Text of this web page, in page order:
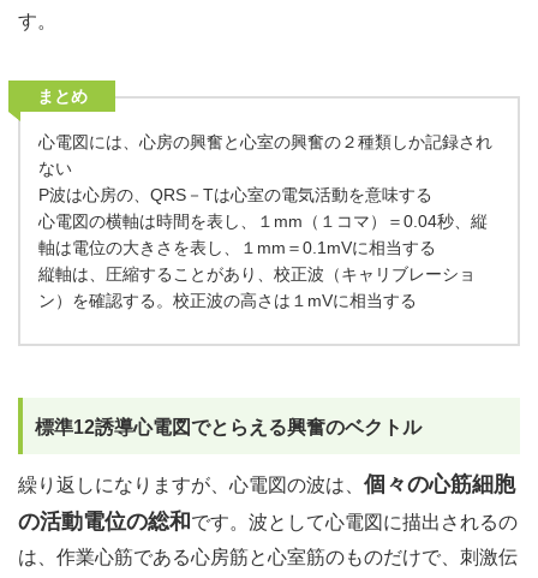
す。
まとめ
心電図には、心房の興奮と心室の興奮の２種類しか記録され
ない
P波は心房の、QRS－Tは心室の電気活動を意味する
心電図の横軸は時間を表し、１mm（１コマ）＝0.04秒、縦
軸は電位の大きさを表し、１mm＝0.1mVに相当する
縦軸は、圧縮することがあり、校正波（キャリブレーショ
ン）を確認する。校正波の高さは１mVに相当する
標準12誘導心電図でとらえる興奮のベクトル
繰り返しになりますが、心電図の波は、 個々の心筋細胞
の活動電位の総和 です。波として心電図に描出されるの
は、作業心筋である心房筋と心室筋のものだけで、刺激伝